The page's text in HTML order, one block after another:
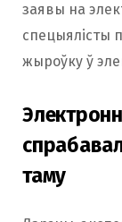
заявы на
спецыялісты
жыроўку ў
таму